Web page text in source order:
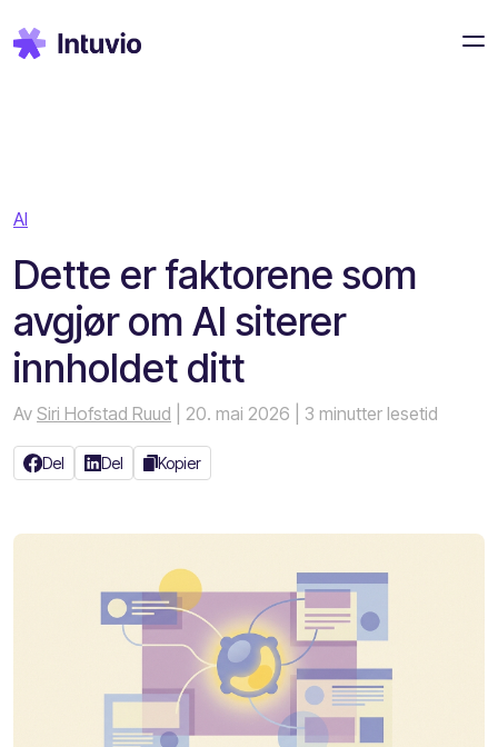
AI
Dette er faktorene som
avgjør om AI siterer
innholdet ditt
Av Siri Hofstad Ruud | 20. mai 2026 | 3 minutter lesetid
Del Del Kopier